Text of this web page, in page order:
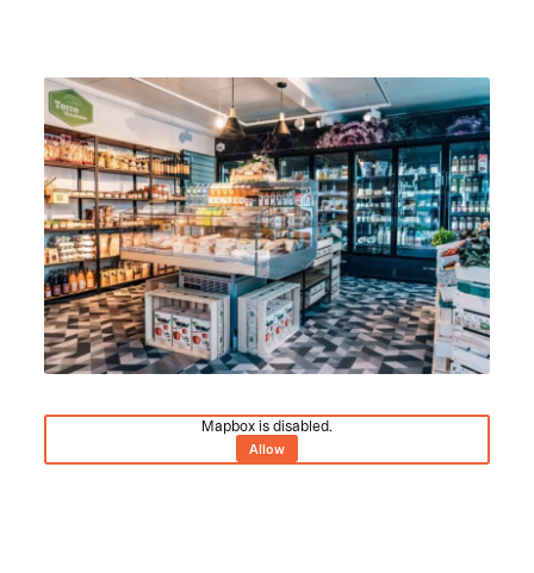
Mapbox is disabled.
Allow